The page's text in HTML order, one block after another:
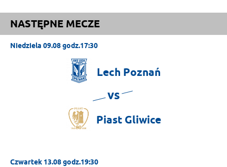
NASTĘPNE MECZE
Niedziela 09.08 godz.17:30
Lech Poznań
vs
Piast Gliwice
Czwartek 13.08 godz.19:30